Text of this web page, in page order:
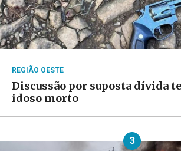
REGIÃO OESTE
Discussão por suposta dívida
idoso morto
3